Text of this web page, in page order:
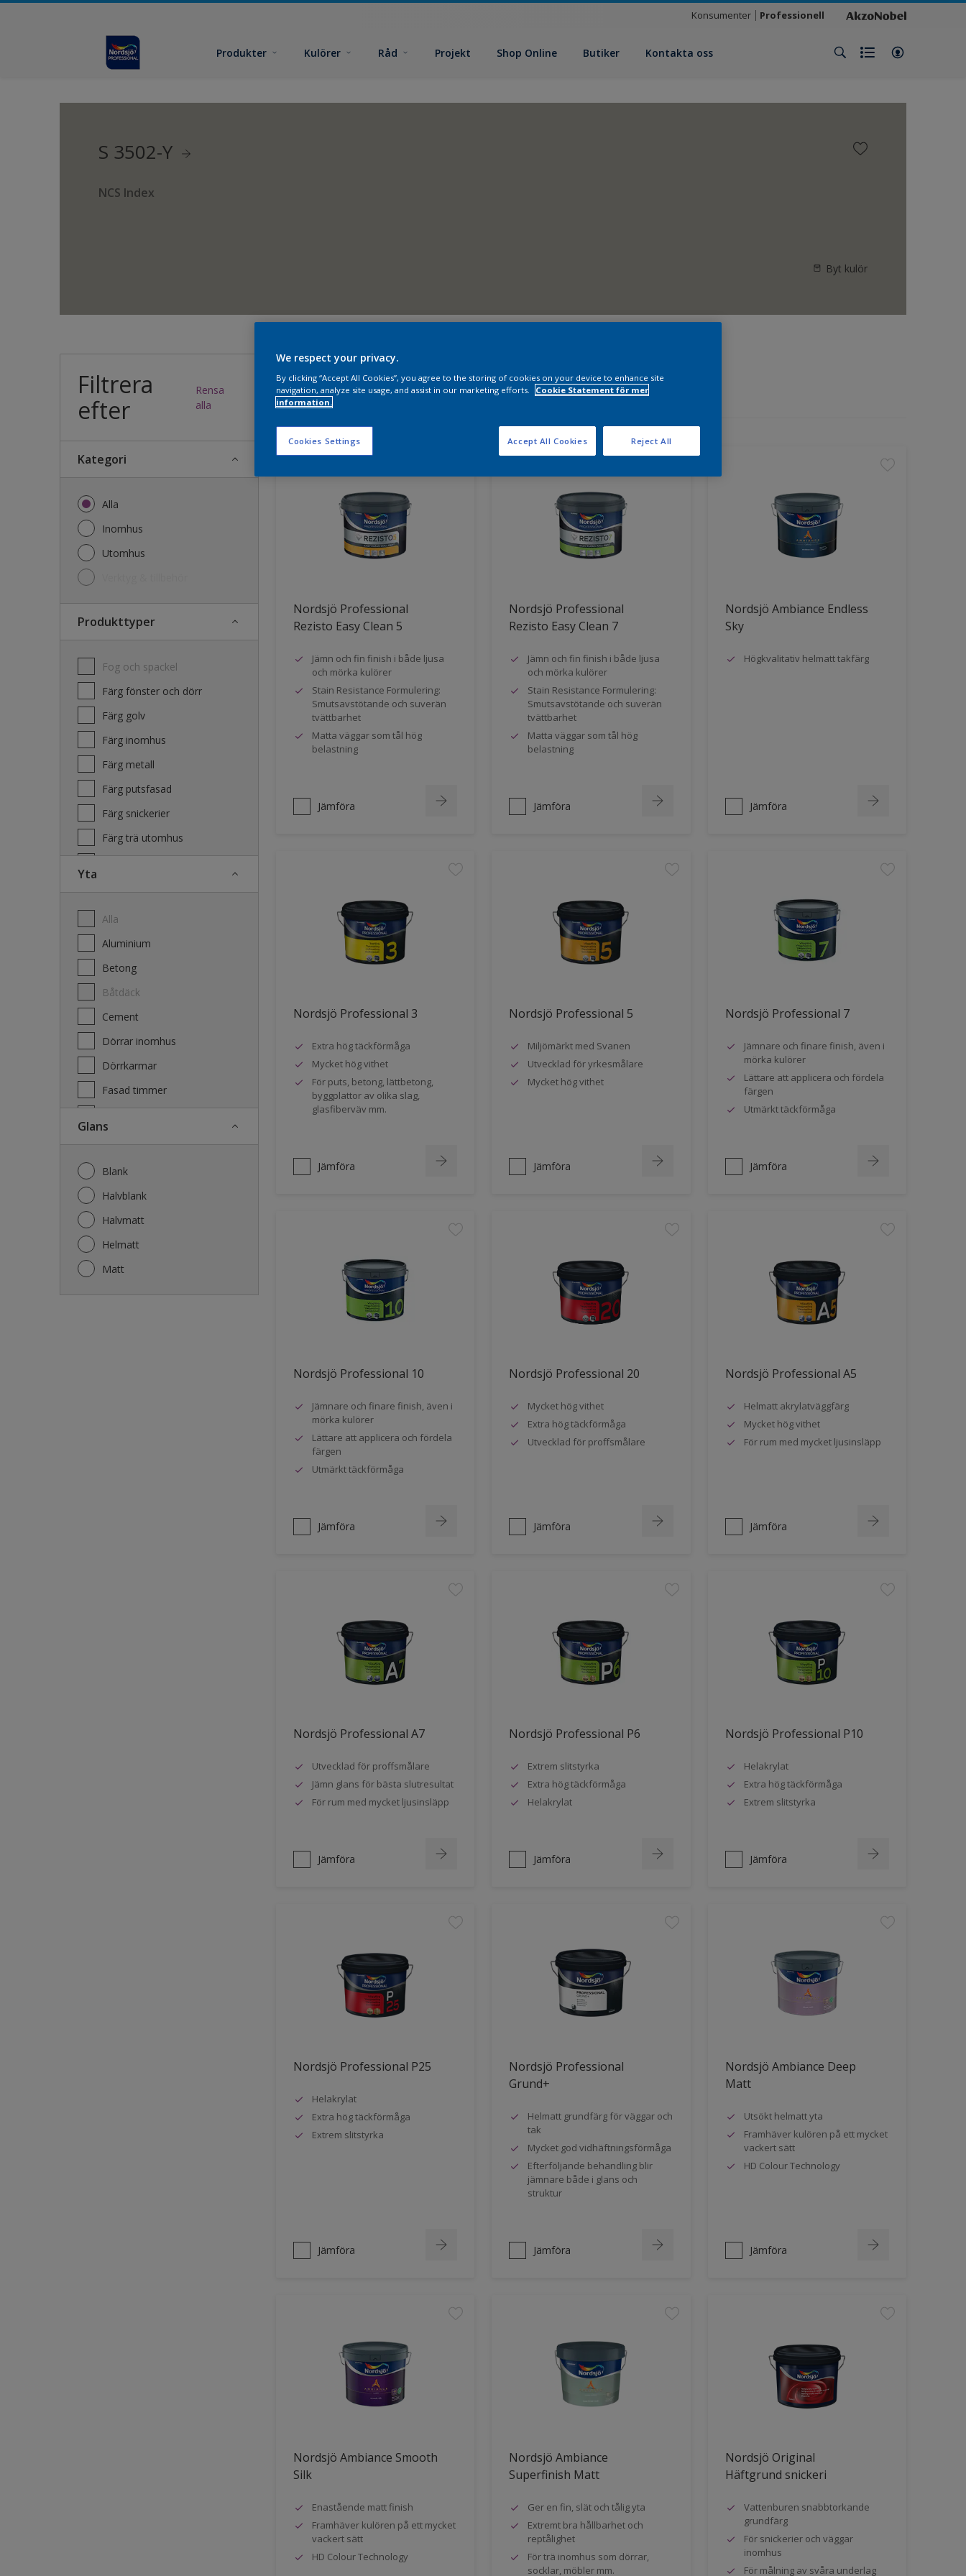
Konsumenter Professionell
Produkter Kulörer Råd Projekt Shop Online Butiker Kontakta oss
S 3502-Y
NCS Index
Byt kulör
Filtrera
efter
Rensa
alla
Kategori
Alla
Inomhus
Utomhus
Produkttyper
Fog och spackel
Färg fönster och dörr
Färg golv
Färg inomhus
Färg metall
Färg putsfasad
Färg snickerier
Färg trä utomhus
Yta
Alla
Aluminium
Betong
Båtdäck
Cement
Dörrar inomhus
Dörrkarmar
Fasad timmer
Glans
Blank
Halvblank
Halvmatt
Helmatt
Matt
Vilka produkter behöver du?
46produkter hittade
Nordsjö Professional
Rezisto Easy Clean 5
Jämn och fin finish i både ljusa
och mörka kulörer
Stain Resistance Formulering:
Smutsavstötande och suverän
tvättbarhet
Matta väggar som tål hög
belastning
Jämföra
Nordsjö Professional
Rezisto Easy Clean 7
Jämn och fin finish i både ljusa
och mörka kulörer
Stain Resistance Formulering:
Smutsavstötande och suverän
tvättbarhet
Matta väggar som tål hög
belastning
Jämföra
Nordsjö Ambiance Endless
Sky
Högkvalitativ helmatt takfärg
Jämföra
Nordsjö Professional 3
Extra hög täckförmåga
Mycket hög vithet
För puts, betong, lättbetong,
byggplattor av olika slag,
glasfiberväv mm.
Jämföra
Nordsjö Professional 5
Miljömärkt med Svanen
Utvecklad för yrkesmålare
Mycket hög vithet
Jämföra
Nordsjö Professional 7
Jämnare och finare finish, även i
mörka kulörer
Lättare att applicera och fördela
färgen
Utmärkt täckförmåga
Jämföra
Nordsjö Professional 10
Jämnare och finare finish, även i
mörka kulörer
Lättare att applicera och fördela
färgen
Utmärkt täckförmåga
Jämföra
Nordsjö Professional 20
Mycket hög vithet
Extra hög täckförmåga
Utvecklad för proffsmålare
Jämföra
Nordsjö Professional A5
Helmatt akrylatväggfärg
Mycket hög vithet
För rum med mycket ljusinsläpp
Jämföra
Nordsjö Professional A7
Utvecklad för proffsmålare
Jämn glans för bästa slutresultat
För rum med mycket ljusinsläpp
Jämföra
Nordsjö Professional P6
Extrem slitstyrka
Extra hög täckförmåga
Helakrylat
Jämföra
Nordsjö Professional P10
Helakrylat
Extra hög täckförmåga
Extrem slitstyrka
Jämföra
Nordsjö Professional P25
Helakrylat
Extra hög täckförmåga
Extrem slitstyrka
Jämföra
Nordsjö Professional
Grund+
Helmatt grundfärg för väggar och
tak
Mycket god vidhäftningsförmåga
Efterföljande behandling blir
jämnare både i glans och
struktur
Jämföra
Nordsjö Ambiance Deep
Matt
Utsökt helmatt yta
Framhäver kulören på ett mycket
vackert sätt
HD Colour Technology
Jämföra
Nordsjö Ambiance Smooth
Silk
Enastående matt finish
Framhäver kulören på ett mycket
vackert sätt
HD Colour Technology
Nordsjö Ambiance
Superfinish Matt
Ger en fin, slät och tålig yta
Extremt bra hållbarhet och
reptålighet
För trä inomhus som dörrar,
socklar, möbler mm.
Nordsjö Original
Häftgrund snickeri
Vattenburen snabbtorkande
grundfärg
För snickerier och väggar
inomhus
För målning av svåra underlag
We respect your privacy.
By clicking “Accept All Cookies”, you agree to the storing of cookies on your device to enhance site
navigation, analyze site usage, and assist in our marketing efforts.
Cookie Statement för mer
information.
Cookies Settings Reject All
Accept All Cookies